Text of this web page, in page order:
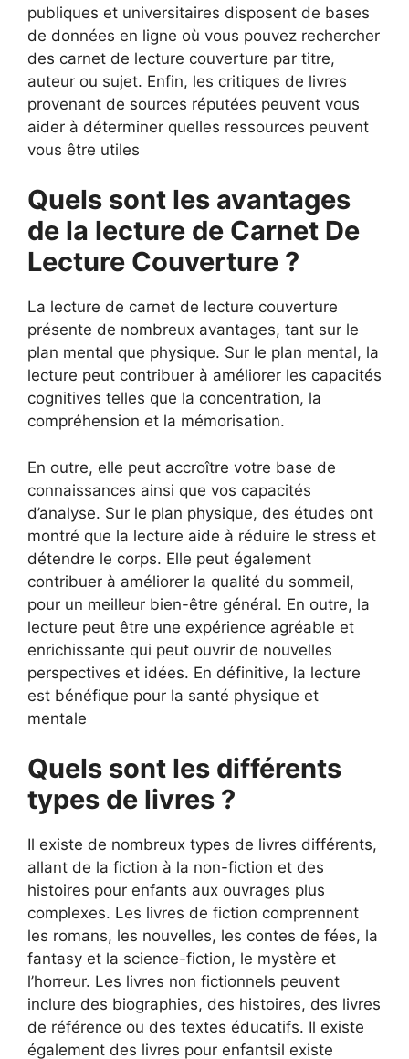
publiques et universitaires disposent de bases
de données en ligne où vous pouvez rechercher
des carnet de lecture couverture par titre,
auteur ou sujet. Enfin, les critiques de livres
provenant de sources réputées peuvent vous
aider à déterminer quelles ressources peuvent
vous être utiles
Quels sont les avantages
de la lecture de Carnet De
Lecture Couverture ?
La lecture de carnet de lecture couverture
présente de nombreux avantages, tant sur le
plan mental que physique. Sur le plan mental, la
lecture peut contribuer à améliorer les capacités
cognitives telles que la concentration, la
compréhension et la mémorisation.
En outre, elle peut accroître votre base de
connaissances ainsi que vos capacités
d’analyse. Sur le plan physique, des études ont
montré que la lecture aide à réduire le stress et
détendre le corps. Elle peut également
contribuer à améliorer la qualité du sommeil,
pour un meilleur bien-être général. En outre, la
lecture peut être une expérience agréable et
enrichissante qui peut ouvrir de nouvelles
perspectives et idées. En définitive, la lecture
est bénéfique pour la santé physique et
mentale
Quels sont les différents
types de livres ?
Il existe de nombreux types de livres différents,
allant de la fiction à la non-fiction et des
histoires pour enfants aux ouvrages plus
complexes. Les livres de fiction comprennent
les romans, les nouvelles, les contes de fées, la
fantasy et la science-fiction, le mystère et
l’horreur. Les livres non fictionnels peuvent
inclure des biographies, des histoires, des livres
de référence ou des textes éducatifs. Il existe
également des livres pour enfantsil existe